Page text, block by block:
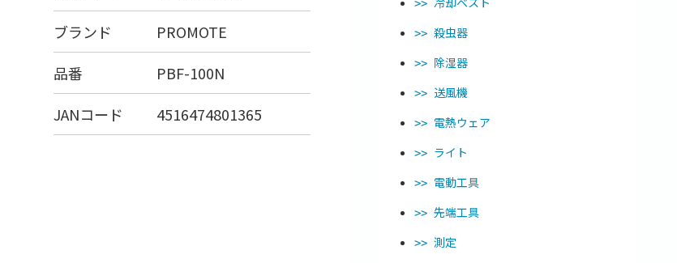
ブランド
PROMOTE
品番
PBF-100N
JANコード
4516474801365
殺虫器
除湿器
送風機
電熱ウェア
ライト
電動工具
先端工具
測定